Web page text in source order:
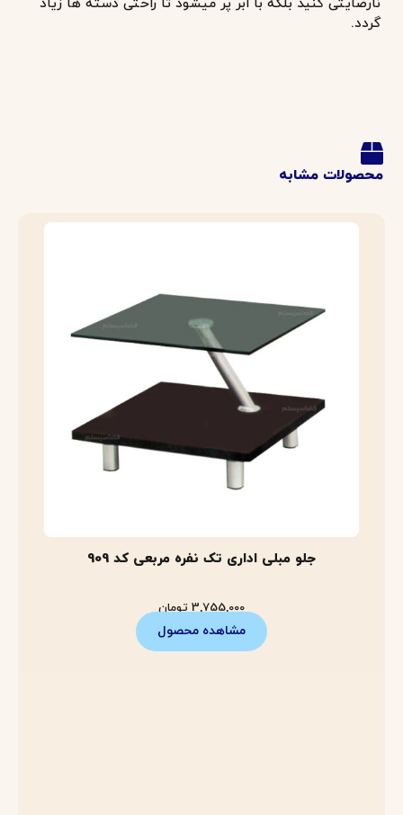
کنید بلکه با ابر پر میشود تا راحتی دسته ها زیاد
مشابه
جلو مبلی اداری تک نفره مربعی کد 909
3,755,000 تومان
مشاهده محصول